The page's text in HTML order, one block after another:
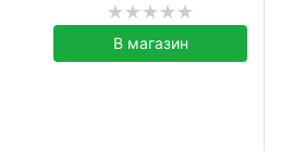
В магазин